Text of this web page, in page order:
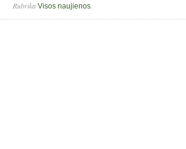
Rubrika Visos naujienos